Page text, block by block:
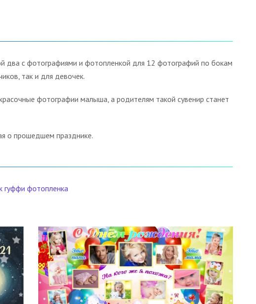
два с фотографиями и фотопленкой для 12 фотографий по бокам
так и для девочек.
фотографии малыша, а родителям такой сувенир станет
о прошедшем празднике.
гуффи фотопленка